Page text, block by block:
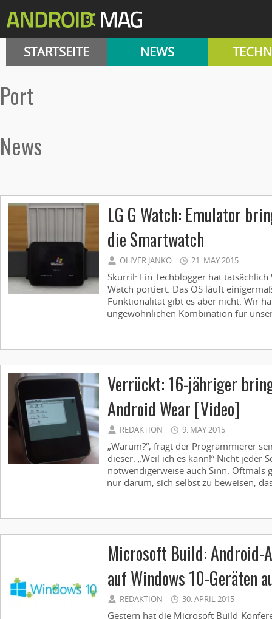
STARTSEITE NEWS
port
News
LG G Watch: Emulator
die Smartwatch
OLIVER JANKO 21. MAY 2015
Skurril: Ein Techblogger hat
Watch portiert. Das OS läuft
Funktionalität gibt es aber nicht. Wir
ungewöhnlichen Kombination für
Verrückt: 16-jähriger
Android Wear [Video]
REDAKTION 9. MAY 2015
„Warum?“, fragt der Programmierer
dieser: „Weil ich es kann!“ Nicht jeder
notwendigerweise auch Sinn. Oftmals
nur darum, sich selbst zu beweisen,
Microsoft Build: Android-
auf Windows 10-Geräten
REDAKTION 30. APRIL 2015
Gestern hat die Microsoft Build-